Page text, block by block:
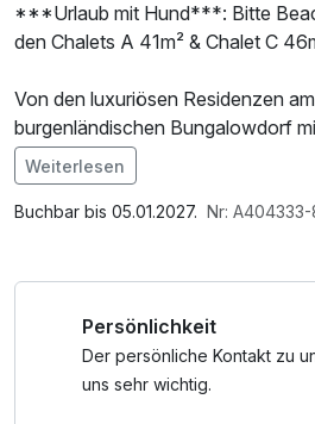
***Urlaub mit Hund***: Bitte
den Chalets A 41m² & Chalet C
Von den luxuriösen Residenzen
burgenländischen Bungalowdorf
Wintergarten über komfortabel
Doppelzimmer bis hin zur
VITA Pannonia unterschiedlichste
Einzelzimmern, Doppelzimmern,
Suiten. Die teils mit Schilf
Weinlauben- und Schilfdorf
Im Angebot enthalten
1 x Obstkorb, 1 Flasche
Internetnutzung, Shuttleservice
ganztägige Nutzung
Badetasche mit Bademantel und -
Weiterlesen
Buchbar bis 05.01.2027. Nr: A404333-
Persönlichkeit
Der persönliche Kontakt zu
uns sehr wichtig.